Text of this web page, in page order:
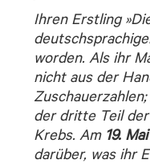
Ihren Erstling
worden. Als ihr
nicht aus der
der dritte Teil
Krebs. Am 19.
darüber, was ihr